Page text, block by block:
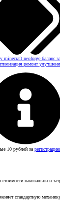
minecraft neoforge баланс
ремонт
10 рублей за регистрацию
наковальни и
стандартную